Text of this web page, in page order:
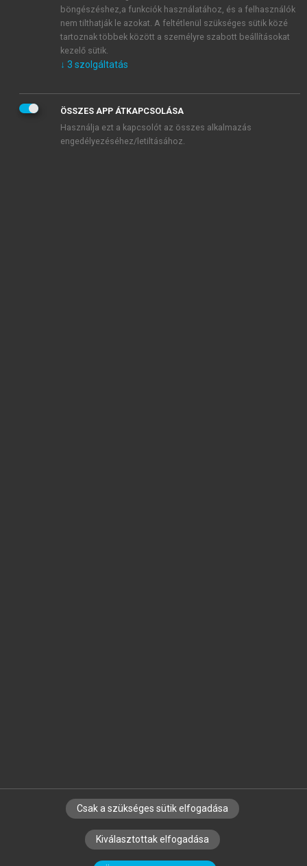
Általános vásárlási feltételeket, valamint a szotar.netés a
mersz.huoldalak licencszerződéseiben foglaltakat
tudomásul veszem és elfogadom.
KIPRÓBÁLOM
SZERZŐKNEK CÉGEKNEK KÖNYVTÁROSOKNAK
SZERKESZTÉSI ÉS LEKTORÁLÁSI ALAPELVEK
böngészéshez,a funkciók használatához, és a felhasználók
nem tilthatják le azokat. A feltétlenül szükséges sütik közé
tartoznak többek között a személyre szabott beállításokat
kezelő sütik.
↓ 3 szolgáltatás
ÖSSZES APP ÁTKAPCSOLÁSA
Használja ezt a kapcsolót az összes alkalmazás
engedélyezéséhez/letiltásához.
Csak a szükséges sütik elfogadása
Kiválasztottak elfogadása